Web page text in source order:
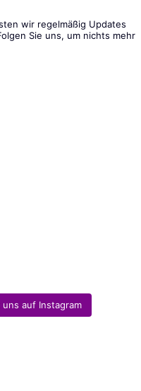
wir regelmäßig Updates
Sie uns, um nichts mehr
uns auf Instagram